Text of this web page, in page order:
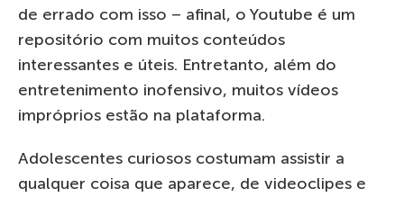
de errado com isso – afinal, o Youtube é um
repositório com muitos conteúdos
interessantes e úteis. Entretanto, além do
entretenimento inofensivo, muitos vídeos
impróprios estão na plataforma.
Adolescentes curiosos costumam assistir a
qualquer coisa que aparece, de videoclipes e